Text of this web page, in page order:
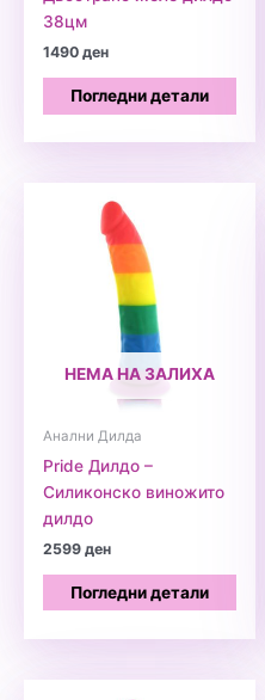
38цм
1490ден
Погледни детали
НЕМА НА ЗАЛИХА
Анални Дилда
Pride Дилдо –
Силиконско виножито
дилдо
2599ден
Погледни детали